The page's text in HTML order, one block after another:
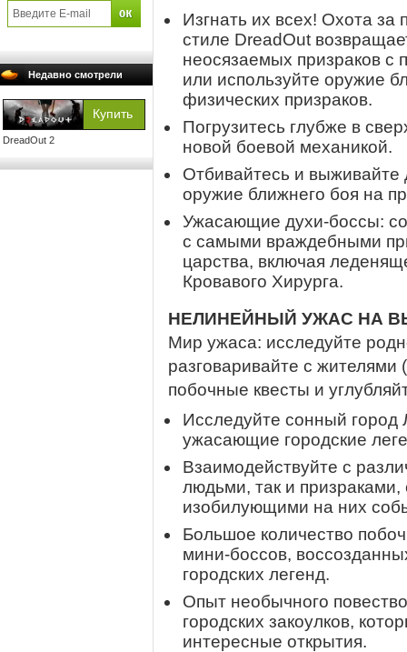
Недавно смотрели
DreadOut 2
Изгнать их всех! Охота
стиле DreadOut
неосязаемых призраков
или используйте оружие
физических призраков.
Погрузитесь глубже в
новой боевой механикой.
Отбивайтесь и выживайте
оружие ближнего боя на
Ужасающие духи-боссы:
с самыми враждебными
царства, включая
Кровавого Хирурга.
НЕЛИНЕЙНЫЙ УЖАС НА
Мир ужаса: исследуйте
разговаривайте с
побочные квесты и
Исследуйте сонный город
ужасающие городские
Взаимодействуйте с
людьми, так и
изобилующими на них
Большое количество
мини-боссов,
городских легенд.
Опыт необычного
городских закоулков,
интересные открытия.